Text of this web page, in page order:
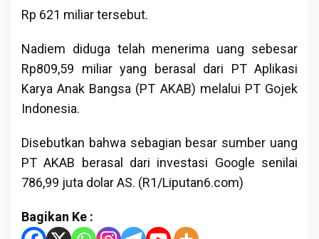
Rp 621 miliar tersebut.
Nadiem diduga telah menerima uang sebesar
Rp809,59 miliar yang berasal dari PT Aplikasi
Karya Anak Bangsa (PT AKAB) melalui PT Gojek
Indonesia.
Disebutkan bahwa sebagian besar sumber uang
PT AKAB berasal dari investasi Google senilai
786,99 juta dolar AS. (R1/Liputan6.com)
Bagikan Ke :